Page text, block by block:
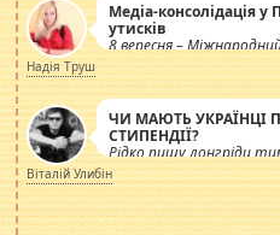
Медіа-консолідація у
утисків
8 вересня –
журналістів.
Надія Труш
ЧИ МАЮТЬ УКРАЇНЦІ
СТИПЕНДІЇ?
Рідко пишу лонгріди
просто дістало!
навколо
роздувається ще одна
Віталій Улибін